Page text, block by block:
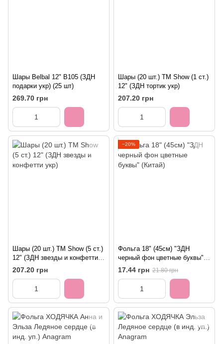
Шары Belbal 12" B105 (ЗДН
подарки укр) (25 шт)
269.70 грн
Шары (20 шт.) ТМ Show (1 ст.)
12" (ЗДН тортик укр)
207.20 грн
Шары (20 шт.) ТМ Show (5 ст.)
12" (ЗДН звезды и конфетти
укр)
207.20 грн
−20%
Фольга 18" (45см) "ЗДН
черный фон цветные буквы"
(Китай)
17.44 грн 21.80 грн